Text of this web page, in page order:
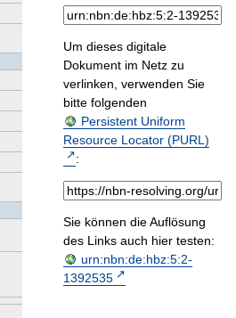
Um dieses digitale
Dokument im Netz zu
verlinken, verwenden Sie
bitte folgenden
Persistent Uniform
Resource Locator (PURL)
:
Sie können die Auflösung
des Links auch hier testen:
urn:nbn:de:hbz:5:2-
1392535